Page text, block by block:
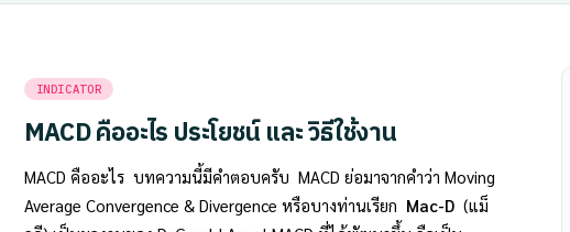
Posted
in
INDICATOR
MACD คืออะไร ประโยชน์ และ วิธีใช้งาน
MACD คืออะไร บทความนี้มีคำตอบครับ MACD ย่อมาจากคำว่า Moving
Average Convergence & Divergence หรือบางท่านเรียก Mac-D(แม็